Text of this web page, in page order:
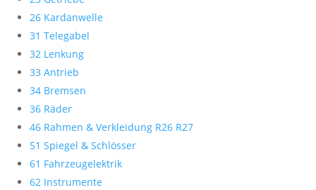
26 Kardanwelle
31 Telegabel
32 Lenkung
33 Antrieb
34 Bremsen
36 Räder
46 Rahmen & Verkleidung R26 R27
51 Spiegel & Schlösser
61 Fahrzeugelektrik
62 Instrumente